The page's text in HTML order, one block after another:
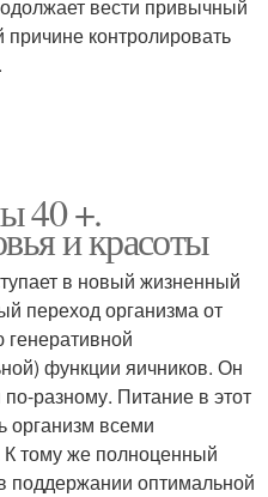
вести привычный
контролировать
40 +.
и красоты
в новый жизненный
переход организма от
генеративной
функции яичников. Он
разному. Питание в этот
организм всеми
тому же полноценный
поддержании оптимальной